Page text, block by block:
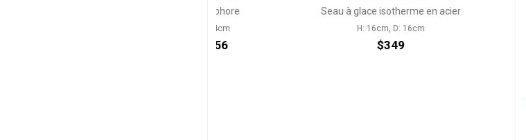
Seau à glace isotherme en acier Coupelle PM